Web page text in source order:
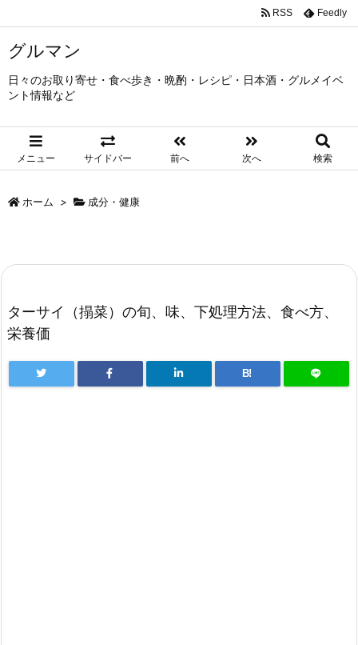
グルマン
日々のお取り寄せ・食べ歩き・晩酌・レシピ・日本酒・グルメイベ
ント情報など
メニュー サイドバー 前へ 次へ 検索
RSS Feedly
ホーム > 成分・健康
ターサイ（搨菜）の旬、味、下処理方法、食べ方、
栄養価
B!